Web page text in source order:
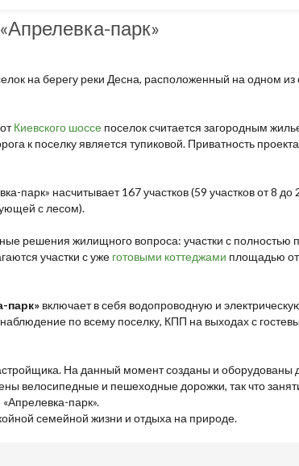
парк»
на берегу реки Десна, расположенный на одном
Киевского шоссе поселок считается загородным
к поселку является тупиковой. Приватность
парк» насчитывает 167 участков (59 участков от 8
с лесом).
решения жилищного вопроса: участки с
участки с уже готовыми коттеджами площадью от
парк» включает в себя водопроводную и
по всему поселку, КПП на выходах с
На данный момент созданы и оборудованы
велосипедные и пешеходные дорожки, так что
парк».
семейной жизни и отдыха на природе.